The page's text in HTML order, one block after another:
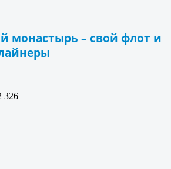
монастырь – свой флот и